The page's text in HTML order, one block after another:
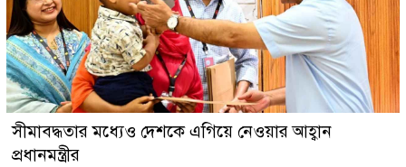
সীমাবদ্ধতার মধ্যেও দেশকে এগিয়ে নেওয়ার আহ্বান
প্রধানমন্ত্রীর